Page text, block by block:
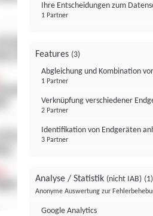
Ihre Entscheidungen zum
1 Partner
Features (3)
Abgleichung und Kombination
1 Partner
Verknüpfung verschiedener
2 Partner
Identifikation von Endgeräten
3 Partner
Analyse / Statistik (nicht IAB) (1)
Anonyme Auswertung zur
Google Analytics